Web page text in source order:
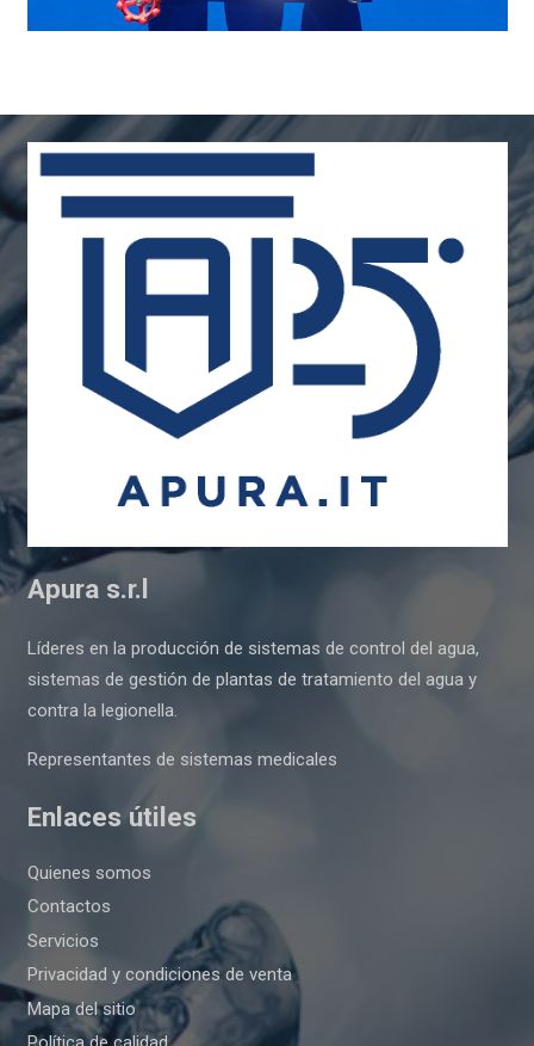
Apura s.r.l
Líderes en la producción de sistemas de control del agua,
sistemas de gestión de plantas de tratamiento del agua y
contra la legionella.
Representantes de sistemas medicales
Enlaces útiles
Quienes somos
Contactos
Servicios
Privacidad y condiciones de venta
Mapa del sitio